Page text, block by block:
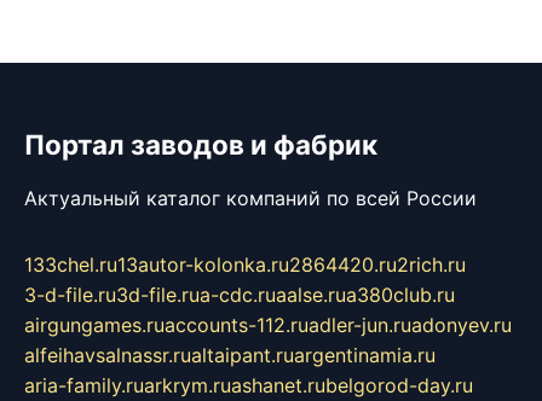
Портал заводов и фабрик
Актуальный каталог компаний по всей России
133chel.ru13autor-kolonka.ru2864420.ru2rich.ru
3-d-file.ru3d-file.rua-cdc.ruaalse.rua380club.ru
airgungames.ruaccounts-112.ruadler-jun.ruadonyev.ru
alfeihavsalnassr.rualtaipant.ruargentinamia.ru
aria-family.ruarkrym.ruashanet.rubelgorod-day.ru